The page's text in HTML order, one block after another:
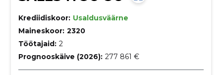
Krediidiskoor: Usaldusväärne
Maineskoor: 2320
Töötajaid: 2
Prognooskäive (2026): 277 861 €